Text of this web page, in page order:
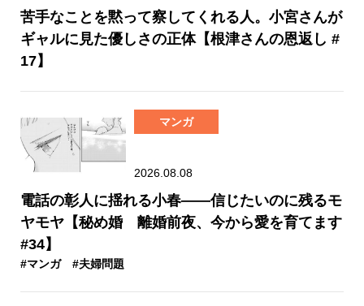
苦手なことを黙って察してくれる人。小宮さんが
ギャルに見た優しさの正体【根津さんの恩返し #
17】
マンガ
2026.08.08
電話の彰人に揺れる小春――信じたいのに残るモ
ヤモヤ【秘め婚 離婚前夜、今から愛を育てます
#34】
#マンガ #夫婦問題